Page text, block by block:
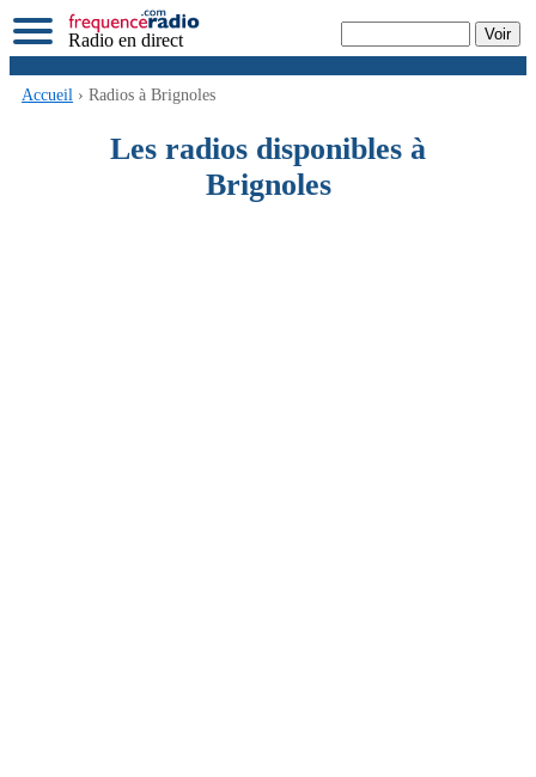
Radio en direct
Accueil › Radios à Brignoles
Les radios disponibles à
Brignoles